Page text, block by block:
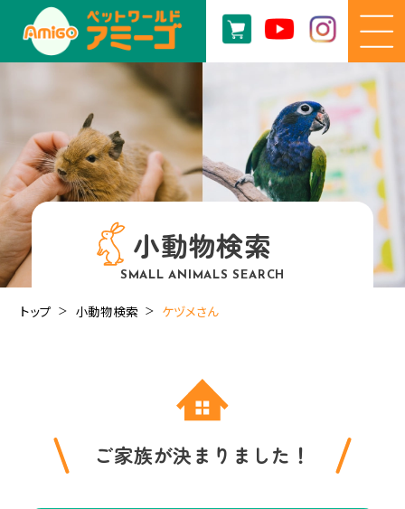
小動物検索
SMALL ANIMALS SEARCH
トップ 小動物検索 ケヅメさん
ご家族が決まりました！